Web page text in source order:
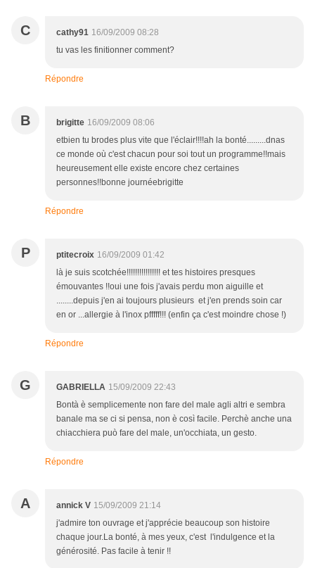
C cathy91 16/09/2009 08:28
tu vas les finitionner comment?
Répondre
B brigitte 16/09/2009 08:06
etbien tu brodes plus vite que l'éclair!!!!ah la bonté.........dnas
ce monde où c'est chacun pour soi tout un programme!!mais
heureusement elle existe encore chez certaines
personnes!!bonne journéebrigitte
Répondre
P ptitecroix 16/09/2009 01:42
là je suis scotchée!!!!!!!!!!!!!!!! et tes histoires presques
émouvantes !!oui une fois j'avais perdu mon aiguille et
........depuis j'en ai toujours plusieurs et j'en prends soin car
en or ...allergie à l'inox pfffff!!! (enfin ça c'est moindre chose !)
Répondre
G GABRIELLA 15/09/2009 22:43
Bontà è semplicemente non fare del male agli altri e sembra
banale ma se ci si pensa, non è così facile. Perchè anche una
chiacchiera può fare del male, un'occhiata, un gesto.
Répondre
A annick V 15/09/2009 21:14
j'admire ton ouvrage et j'apprécie beaucoup son histoire
chaque jour.La bonté, à mes yeux, c'est l'indulgence et la
générosité. Pas facile à tenir !!